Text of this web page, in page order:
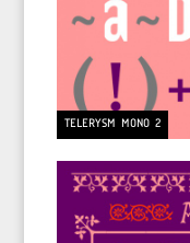
TELERYSM MONO 2